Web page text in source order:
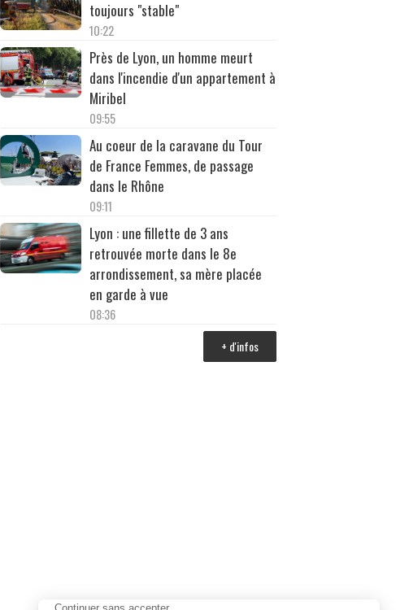
toujours "stable"
10:22
Près de Lyon, un homme meurt
dans l'incendie d'un appartement à
Miribel
09:55
Au coeur de la caravane du Tour
de France Femmes, de passage
dans le Rhône
09:11
Lyon : une fillette de 3 ans
retrouvée morte dans le 8e
arrondissement, sa mère placée
en garde à vue
08:36
+ d'infos